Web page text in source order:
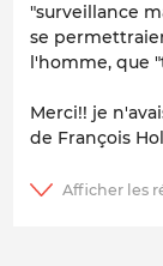
"surveillance
se
l'homme, que
Merci!! je
de François